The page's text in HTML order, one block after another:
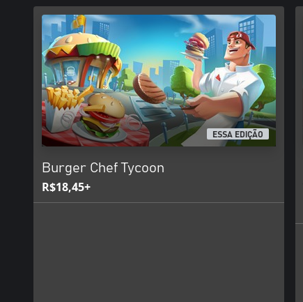
ESSA EDIÇÃO
Burger Chef Tycoon
R$18,45+